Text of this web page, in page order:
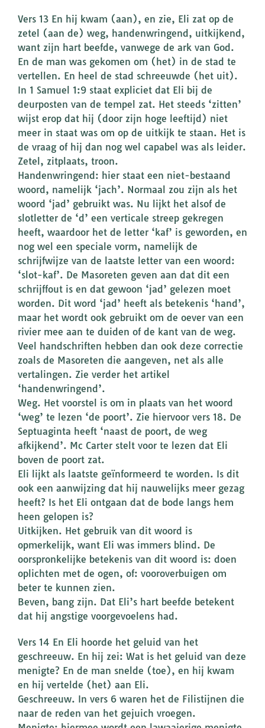
Vers 13 En hij kwam (aan), en zie, Eli zat op de
zetel (aan de) weg, handenwringend, uitkijkend,
want zijn hart beefde, vanwege de ark van God.
En de man was gekomen om (het) in de stad te
vertellen. En heel de stad schreeuwde (het uit).
In 1 Samuel 1:9 staat expliciet dat Eli bij de
deurposten van de tempel zat. Het steeds ‘zitten’
wijst erop dat hij (door zijn hoge leeftijd) niet
meer in staat was om op de uitkijk te staan. Het is
de vraag of hij dan nog wel capabel was als leider.
Zetel, zitplaats, troon.
Handenwringend: hier staat een niet-bestaand
woord, namelijk ‘jach’. Normaal zou zijn als het
woord ‘jad’ gebruikt was. Nu lijkt het alsof de
slotletter de ‘d’ een verticale streep gekregen
heeft, waardoor het de letter ‘kaf’ is geworden, en
nog wel een speciale vorm, namelijk de
schrijfwijze van de laatste letter van een woord:
‘slot-kaf’. De Masoreten geven aan dat dit een
schrijffout is en dat gewoon ‘jad’ gelezen moet
worden. Dit word ‘jad’ heeft als betekenis ‘hand’,
maar het wordt ook gebruikt om de oever van een
rivier mee aan te duiden of de kant van de weg.
Veel handschriften hebben dan ook deze correctie
zoals de Masoreten die aangeven, net als alle
vertalingen. Zie verder het artikel
‘handenwringend’.
Weg. Het voorstel is om in plaats van het woord
‘weg’ te lezen ‘de poort’. Zie hiervoor vers 18. De
Septuaginta heeft ‘naast de poort, de weg
afkijkend’. Mc Carter stelt voor te lezen dat Eli
boven de poort zat.
Eli lijkt als laatste geïnformeerd te worden. Is dit
ook een aanwijzing dat hij nauwelijks meer gezag
heeft? Is het Eli ontgaan dat de bode langs hem
heen gelopen is?
Uitkijken. Het gebruik van dit woord is
opmerkelijk, want Eli was immers blind. De
oorspronkelijke betekenis van dit woord is: doen
oplichten met de ogen, of: vooroverbuigen om
beter te kunnen zien.
Beven, bang zijn. Dat Eli’s hart beefde betekent
dat hij angstige voorgevoelens had.
Vers 14 En Eli hoorde het geluid van het
geschreeuw. En hij zei: Wat is het geluid van deze
menigte? En de man snelde (toe), en hij kwam
en hij vertelde (het) aan Eli.
Geschreeuw. In vers 6 waren het de Filistijnen die
naar de reden van het gejuich vroegen.